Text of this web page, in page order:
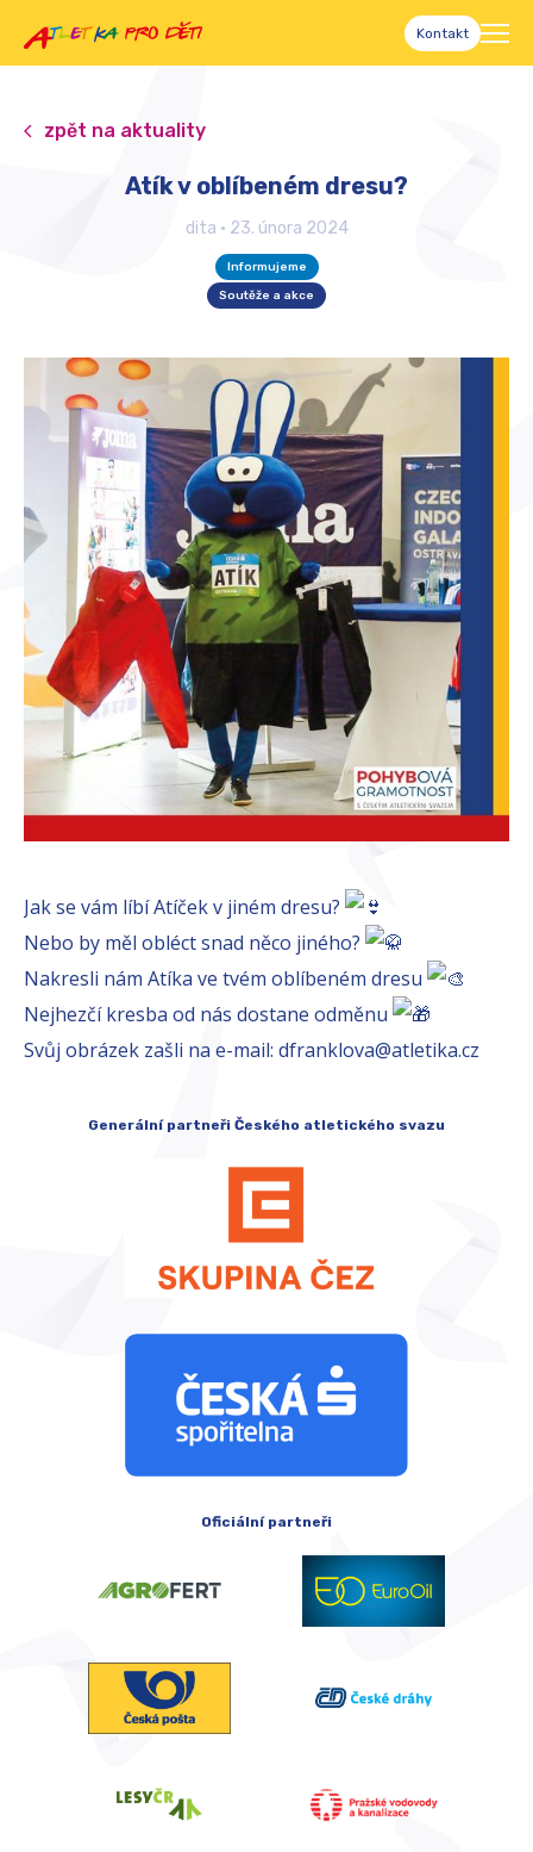
Kontakt
zpět na aktuality
Atík v oblíbeném dresu?
dita • 23. února 2024
Informujeme
Soutěže a akce
Jak se vám líbí Atíček v jiném dresu?
Nebo by měl obléct snad něco jiného?
Nakresli nám Atíka ve tvém oblíbeném dresu
Nejhezčí kresba od nás dostane odměnu
Svůj obrázek zašli na e-mail: dfranklova@atletika.cz
Generální partneři Českého atletického svazu
Oficiální partneři